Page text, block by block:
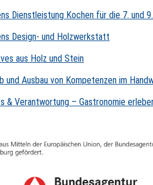
Dienstleistung Kochen für die 7. und
Design- und Holzwerkstatt
aus Holz und Stein
und Ausbau von Kompetenzen im
& Verantwortung – Gastronomie